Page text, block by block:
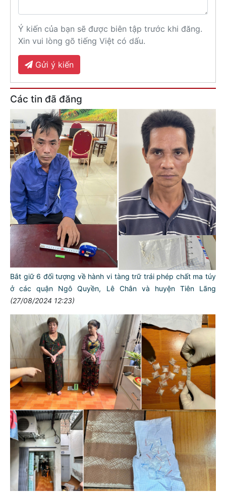
Ý kiến của bạn sẽ được biên tập trước khi đăng.
Xin vui lòng gõ tiếng Việt có dấu.
Gửi ý kiến
Các tin đã đăng
Bắt giữ 6 đối tượng về hành vi tàng trữ trái phép chất ma túy
ở các quận Ngô Quyền, Lê Chân và huyện Tiên Lãng
(27/08/2024 12:23)